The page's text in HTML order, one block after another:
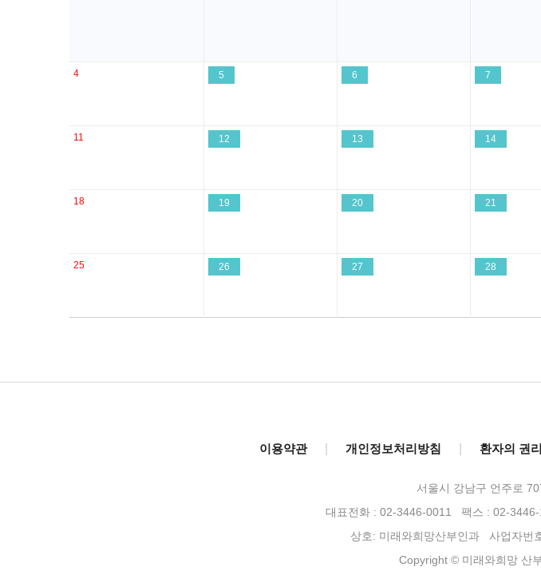
4 5 6 7
11 12 13 14
18 19 20 21
25 26 27 28
이용약관 개인정보처리방침 환자의 권
서울시 강남구 언주로
대표전화 : 02-3446-0011 팩스 : 02-
상호: 미래와희망산부인과 사업자번
Copyright © 미래와희망 산